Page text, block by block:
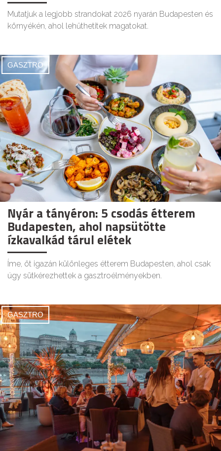
Mutatjuk a legjobb strandokat 2026 nyarán Budapesten és
környékén, ahol lehűthetitek magatokat.
GASZTRO
Nyár a tányéron: 5 csodás étterem
Budapesten, ahol napsütötte
ízkavalkád tárul elétek
Íme, öt igazán különleges étterem Budapesten, ahol csak
úgy sütkérezhettek a gasztroélményekben.
GASZTRO